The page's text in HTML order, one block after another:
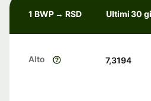
1 BWP → RSD Ultimi 30
Alto 7,3194